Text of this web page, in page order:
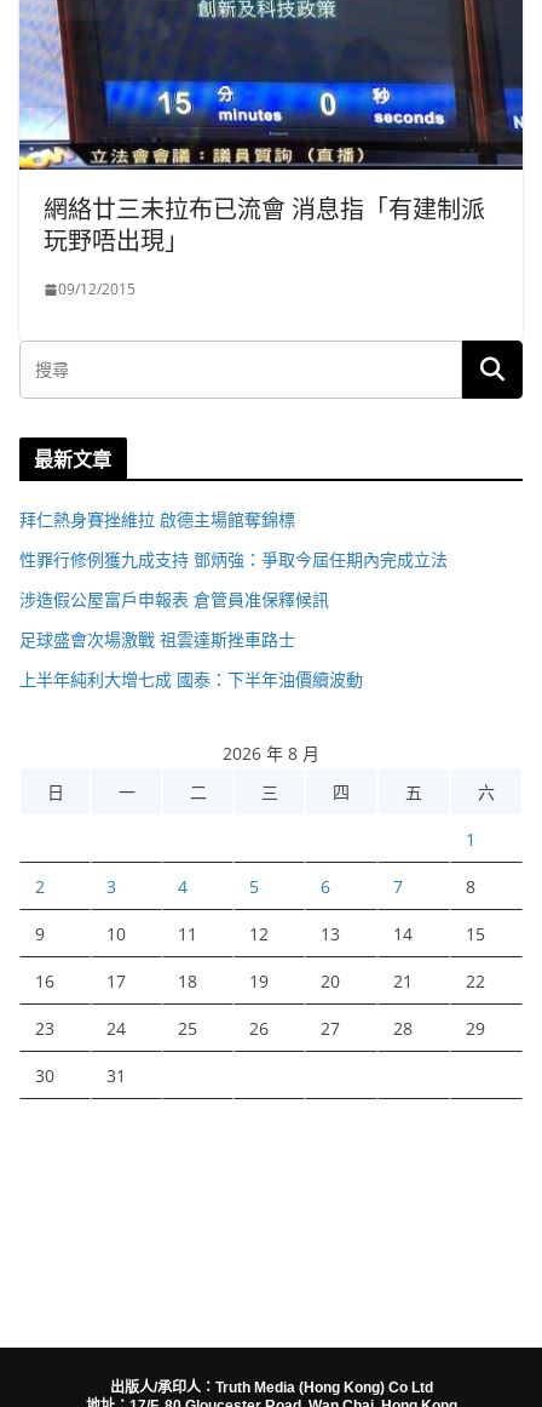
網絡廿三未拉布已流會 消息指「有建制派
玩野唔出現」
09/12/2015
最新文章
拜仁熱身賽挫維拉 啟德主場館奪錦標
性罪行修例獲九成支持 鄧炳強：爭取今屆任期內完成立法
涉造假公屋富戶申報表 倉管員准保釋候訊
足球盛會次場激戰 祖雲達斯挫車路士
上半年純利大增七成 國泰：下半年油價續波動
2026 年 8 月
日
一 二 三 四 五 六
1
2 3 4 5 6 7 8
9 10 11 12 13 14 15
16 17 18 19 20 21 22
23 24 25 26 27 28 29
30 31
出版人/承印人：Truth Media (Hong Kong) Co Ltd